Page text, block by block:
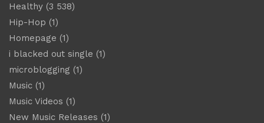
Healthy (3 538)
Hip-Hop (1)
Homepage (1)
i blacked out single (1)
microblogging (1)
Music (1)
Music Videos (1)
New Music Releases (1)